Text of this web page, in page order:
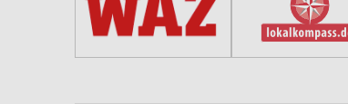
Funktional